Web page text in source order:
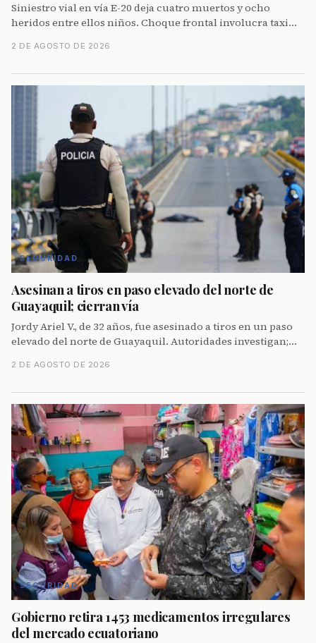
Siniestro vial en vía E-20 deja cuatro muertos y ocho
heridos entre ellos niños. Choque frontal involucra taxi
sábado 1 de agosto.
2 DE AGOSTO DE 2026
SEGURIDAD
Asesinan a tiros en paso elevado del norte de
Guayaquil; cierran vía
Jordy Ariel V., de 32 años, fue asesinado a tiros en un paso
elevado del norte de Guayaquil. Autoridades investigan;
2 DE AGOSTO DE 2026
SEGURIDAD
Gobierno retira 1453 medicamentos irregulares
del mercado ecuatoriano